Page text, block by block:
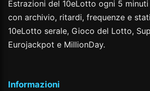
Estrazioni del 10eLotto ogni 5
con archivio, ritardi, frequenze e
10eLotto serale, Gioco del Lotto,
Eurojackpot e MillionDay.
Informazioni